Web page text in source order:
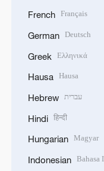
French Français
German Deutsch
Greek Ελληνικά
Hausa Hausa
Hebrew עברית
Hindi हिन्दी
Hungarian Magyar
Indonesian Bahasa